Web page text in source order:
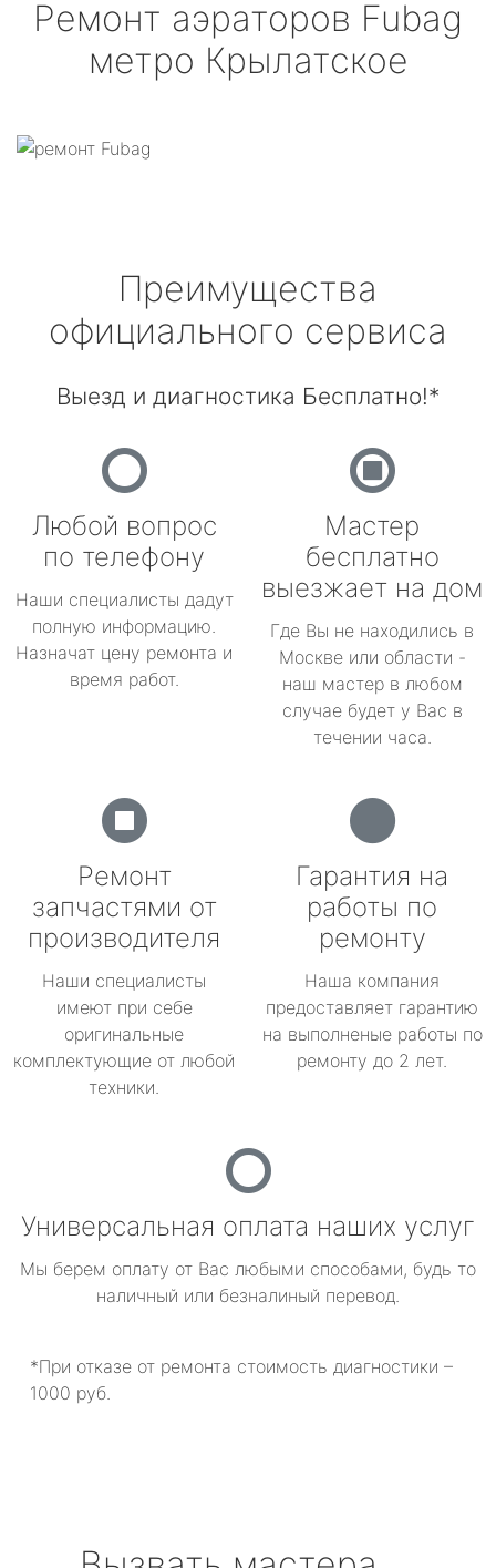
Ремонт аэраторов Fubag
метро Крылатское
Преимущества
официального сервиса
Выезд и диагностика Бесплатно!*
Любой вопрос
по телефону
Наши специалисты дадут
полную информацию.
Назначат цену ремонта и
время работ.
Мастер
бесплатно
выезжает на дом
Где Вы не находились в
Москве или области -
наш мастер в любом
случае будет у Вас в
течении часа.
Ремонт
запчастями от
производителя
Наши специалисты
имеют при себе
оригинальные
комплектующие от любой
техники.
Гарантия на
работы по
ремонту
Наша компания
предоставляет гарантию
на выполненые работы по
ремонту до 2 лет.
Универсальная оплата наших услуг
Мы берем оплату от Вас любыми способами, будь то
наличный или безналиный перевод.
*При отказе от ремонта стоимость диагностики –
1000 руб.